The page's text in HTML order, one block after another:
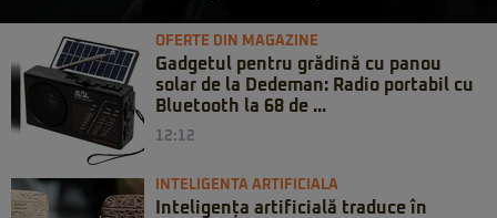
OFERTE DIN MAGAZINE
Gadgetul pentru grădină cu panou
solar de la Dedeman: Radio portabil cu
Bluetooth la 68 de ...
12:12
INTELIGENTA ARTIFICIALA
Inteligența artificială traduce în